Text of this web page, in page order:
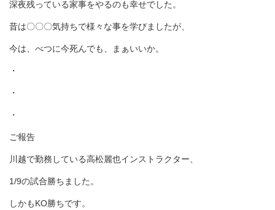
深夜残っている家事をやるのも幸せでした。
昔は〇〇〇気持ちで様々な事を学びましたが、
今は、べつに今死んでも、まぁいいか。
・
・
・
ご報告
川越で勤務している高松麗也インストラクター、
1/9の試合勝ちました。
しかもKO勝ちです。